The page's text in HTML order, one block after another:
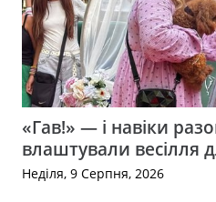
«Гав!» — і навіки
влаштували весілля
Неділя, 9 Серпня, 2026